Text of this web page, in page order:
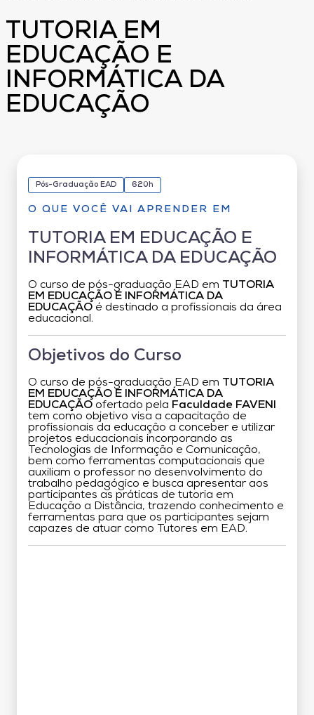
TUTORIA EM
EDUCAÇÃO E
INFORMÁTICA DA
EDUCAÇÃO
Pós-Graduação EAD 620h
O QUE VOCÊ VAI APRENDER EM
TUTORIA EM EDUCAÇÃO E
INFORMÁTICA DA EDUCAÇÃO
O curso de pós-graduação EAD em TUTORIA
EM EDUCAÇÃO E INFORMÁTICA DA
EDUCAÇÃO é destinado a profissionais da área
educacional.
Objetivos do Curso
O curso de pós-graduação EAD em TUTORIA
EM EDUCAÇÃO E INFORMÁTICA DA
EDUCAÇÃO ofertado pela Faculdade FAVENI
tem como objetivo visa a capacitação de
profissionais da educação a conceber e utilizar
projetos educacionais incorporando as
Tecnologias de Informação e Comunicação,
bem como ferramentas computacionais que
auxiliam o professor no desenvolvimento do
trabalho pedagógico e busca apresentar aos
participantes as práticas de tutoria em
Educação a Distância, trazendo conhecimento e
ferramentas para que os participantes sejam
capazes de atuar como Tutores em EAD.